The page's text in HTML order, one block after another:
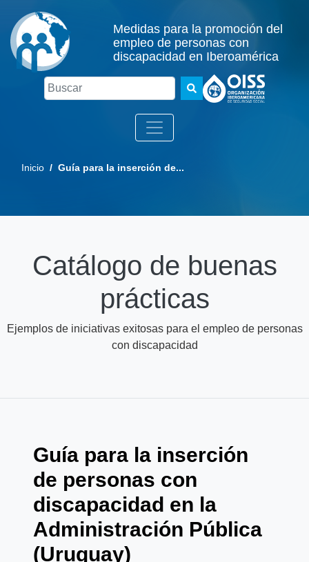
Medidas para la promoción del
empleo de personas con
discapacidad en Iberoamérica
Buscar
Inicio / Guía para la inserción de...
Catálogo de buenas
prácticas
Ejemplos de iniciativas exitosas para el empleo de personas
con discapacidad
Guía para la inserción
de personas con
discapacidad en la
Administración Pública
(Uruguay)